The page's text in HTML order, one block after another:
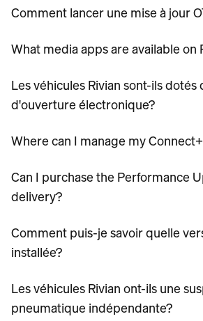
Comment lancer une mise à jour
What media apps are available on
Les véhicules Rivian sont-ils dotés
d'ouverture électronique?
Where can I manage my
Can I purchase the Performance
delivery?
Comment puis-je savoir quelle
installée?
Les véhicules Rivian ont-ils une
pneumatique indépendante?